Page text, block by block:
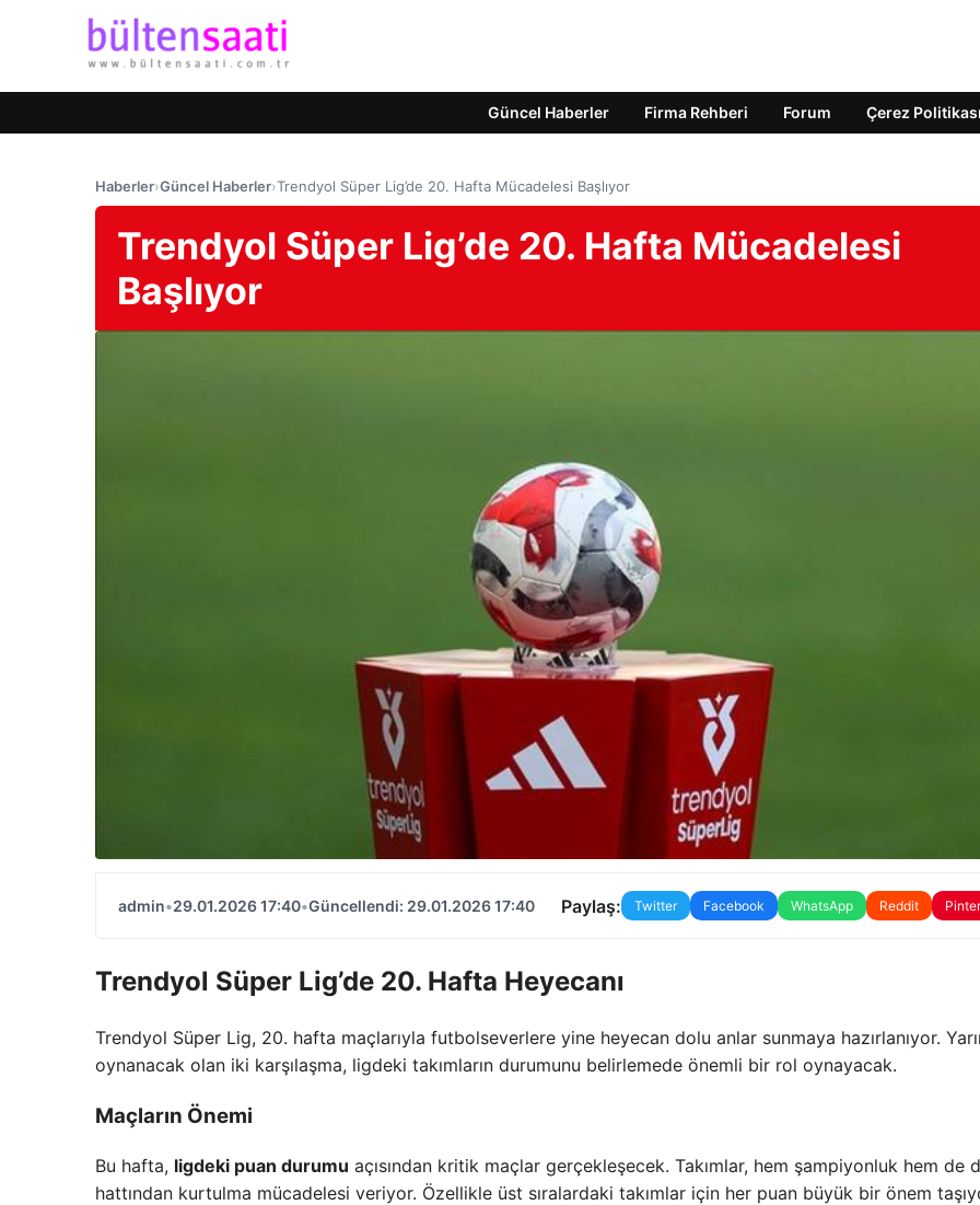
Güncel Haberler Firma Rehberi Forum Çerez Politikası
Haberler›Güncel Haberler›Trendyol Süper Lig’de 20. Hafta Mücadelesi Başlıyor
Trendyol Süper Lig’de 20. Hafta Mücadelesi
Başlıyor
admin•29.01.2026 17:40•Güncellendi: 29.01.2026 17:40 Paylaş: Twitter Facebook WhatsApp Reddit
Trendyol Süper Lig’de 20. Hafta Heyecanı
Trendyol Süper Lig, 20. hafta maçlarıyla futbolseverlere yine heyecan dolu anlar sunmaya hazırlanıyor.
oynanacak olan iki karşılaşma, ligdeki takımların durumunu belirlemede önemli bir rol oynayacak.
Maçların Önemi
Bu hafta, ligdeki puan durumu açısından kritik maçlar gerçekleşecek. Takımlar, hem şampiyonluk hem de
hattından kurtulma mücadelesi veriyor. Özellikle üst sıralardaki takımlar için her puan büyük bir önem